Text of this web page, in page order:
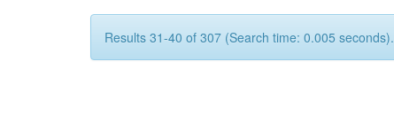
Results 31-40 of 307 (Search time: 0.005 seconds).